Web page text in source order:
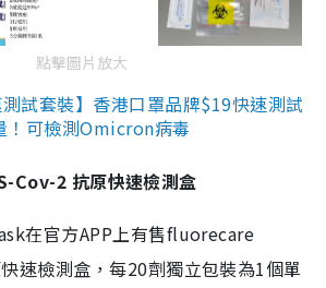
點擊圖片放大
試套裝】香港口罩品牌$19快速測試
！可檢測Omicron病毒
2 抗原快速檢測盒
在官方APP上有售fluorecare
速檢測盒，每20劑獨立包裝為1個單